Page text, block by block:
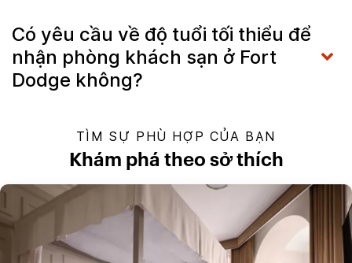
Có yêu cầu về độ tuổi tối thiểu để
nhận phòng khách sạn ở Fort
Dodge không?
TÌM SỰ PHÙ HỢP CỦA BẠN
Khám phá theo sở thích